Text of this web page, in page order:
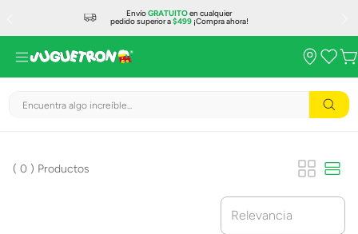
EnvíoGRATUITOen cualquier
pedido superior a$499¡Compra ahora!
Encuentra algo increíble...
0 Productos
Relevancia